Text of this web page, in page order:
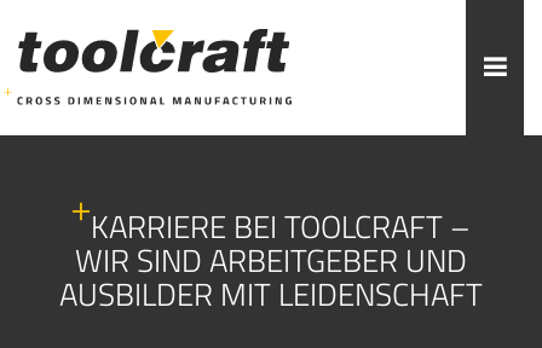
KARRIERE BEI TOOLCRAFT –
WIR SIND ARBEITGEBER UND
AUSBILDER MIT LEIDENSCHAFT
Weitere Themen zur Auswahl:
ADDITIVE FERTIGUNG ROBOTIK ZERSPANUNG
SPRITZGUSS FORMENBAU WERKZEUGBAU